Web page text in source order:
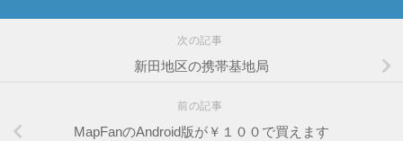
次の記事
新田地区の携帯基地局
前の記事
MapFanのAndroid版が￥１００で買えます